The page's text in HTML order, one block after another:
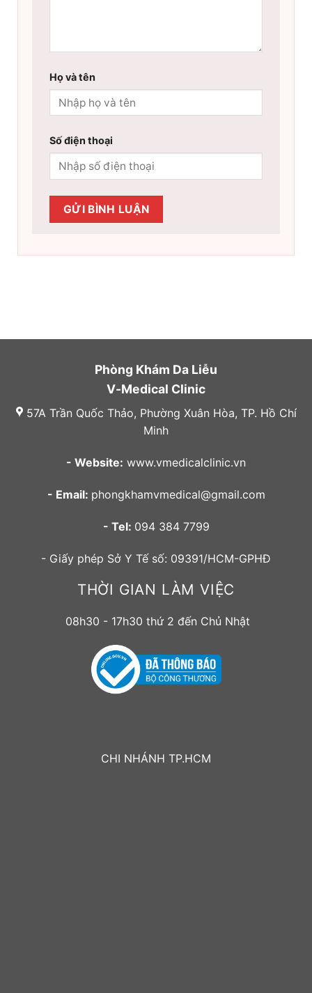
Họ và tên
Số điện thoại
Phòng Khám Da Liễu
V-Medical Clinic
57A Trần Quốc Thảo, Phường Xuân Hòa, TP. Hồ Chí
Minh
- Website: www.vmedicalclinic.vn
- Email: phongkhamvmedical@gmail.com
- Tel: 094 384 7799
- Giấy phép Sở Y Tế số: 09391/HCM-GPHĐ
THỜI GIAN LÀM VIỆC
08h30 - 17h30 thứ 2 đến Chủ Nhật
CHI NHÁNH TP.HCM